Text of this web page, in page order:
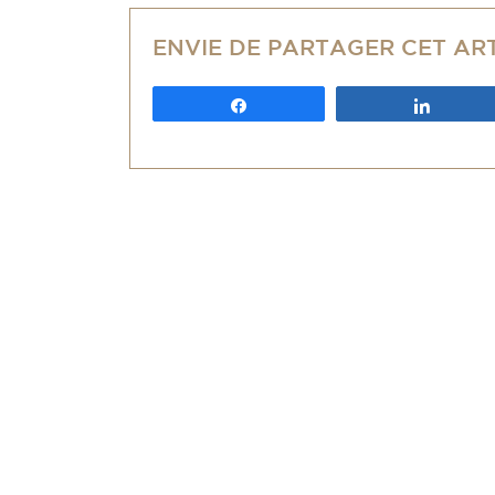
ENVIE DE PARTAGER CET